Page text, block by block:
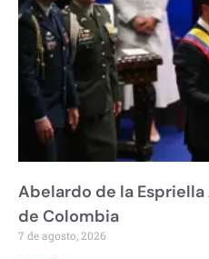
Abelardo de la
de Colombia
7 de agosto, 2026